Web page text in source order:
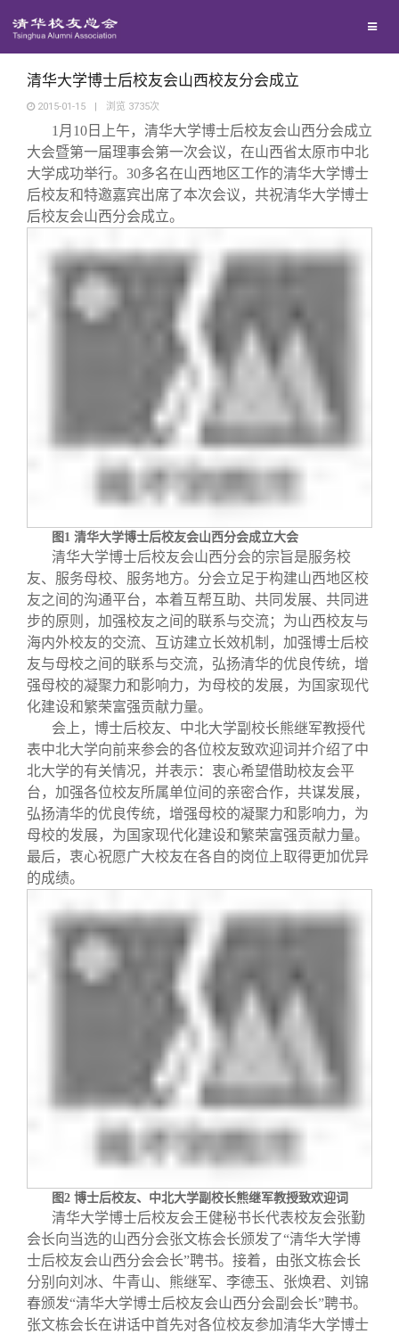
地区联络
年级联络
院系校友工作
兴趣群体
回馈母校
捐赠项目
捐赠新闻
捐赠方法
媒体平台
《清华校友通讯》
我要订阅
百年清华
清华故事
校友文苑
终身学习
三创大赛
会长致辞
制度法规
联系我们
清华大学博士后校友会山西校友分会成立
2015-01-15 | 浏览 3735次
1 月 10 日上午，清华大学博士后校友会山西分会成立
大会暨第一届理事会第一次会议，在山西省太原市中北
大学成功举行。 30多名在山西地区工作的清华大学博士
后校友和特邀嘉宾出席了本次会议，共祝清华大学博士
后校友会山西分会成立。
图 1 清华大学博士后校友会山西分会成立大会
清华大学博士后校友会山西分会的宗旨是服务校
友、服务母校、服务地方。分会立足于构建山西地区校
友之间的沟通平台，本着互帮互助、共同发展、共同进
步的原则，加强校友之间的联系与交流；为山西校友与
海内外校友的交流、互访建立长效机制，加强博士后校
友与母校之间的联系与交流，弘扬清华的优良传统，增
强母校的凝聚力和影响力，为母校的发展，为国家现代
化建设和繁荣富强贡献力量。
会上，博士后校友、中北大学副校长熊继军教授代
表中北大学向前来参会的各位校友致欢迎词并介绍了中
北大学的有关情况，并表示：衷心希望借助校友会平
台，加强各位校友所属单位间的亲密合作，共谋发展，
弘扬清华的优良传统，增强母校的凝聚力和影响力，为
母校的发展，为国家现代化建设和繁荣富强贡献力量。
最后，衷心祝愿广大校友在各自的岗位上取得更加优异
的成绩。
图2 博士后校友、中北大学副校长熊继军教授致欢迎词
清华大学博士后校友会王健秘书长代表校友会张勤
会长向当选的山西分会张文栋会长颁发了“清华大学博
士后校友会山西分会会长”聘书。接着，由张文栋会长
分别向刘冰、牛青山、熊继军、李德玉、张焕君、刘锦
春颁发“清华大学博士后校友会山西分会副会长”聘书。
张文栋会长在讲话中首先对各位校友参加清华大学博士